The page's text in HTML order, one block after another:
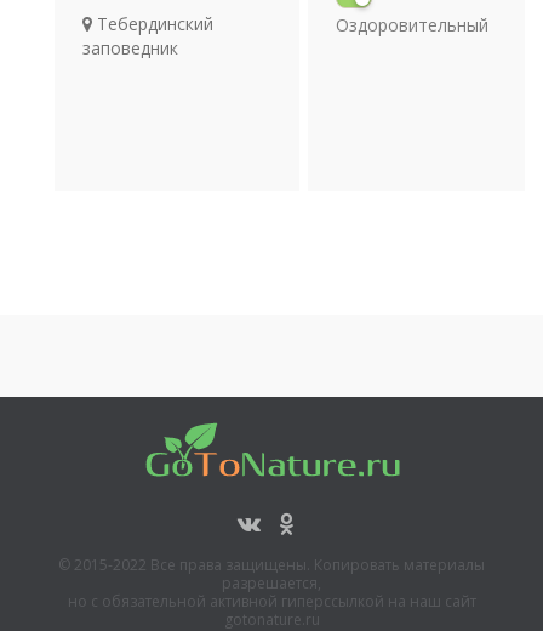
Тебердинский
заповедник
Оздоровительный
© 2015-2022 Все права защищены. Копировать материалы
разрешается,
но с обязательной активной гиперссылкой на наш сайт
gotonature.ru